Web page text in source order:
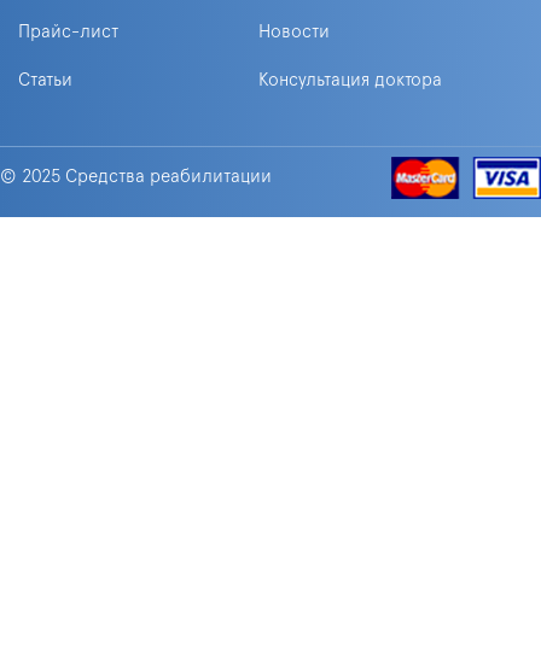
Прайс-лист Новости
Статьи Консультация доктора
© 2025 Средства реабилитации